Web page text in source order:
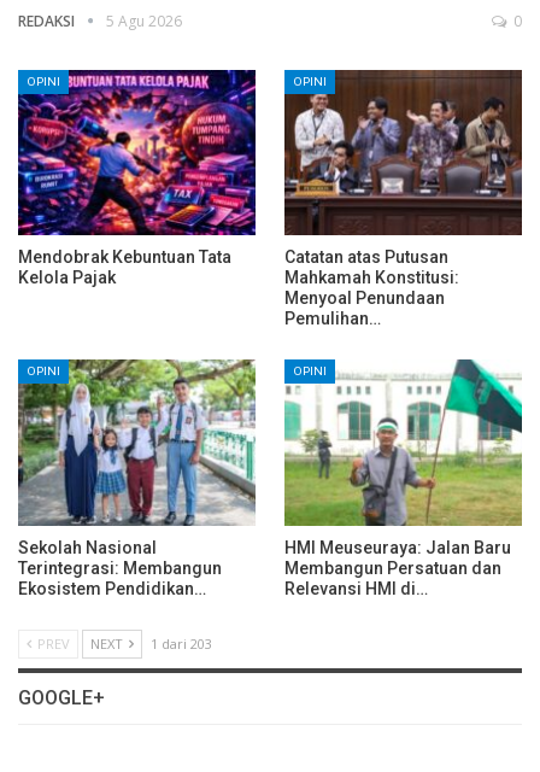
REDAKSI 5 Agu 2026 0
OPINI
Mendobrak Kebuntuan Tata
Kelola Pajak
OPINI
Catatan atas Putusan
Mahkamah Konstitusi:
Menyoal Penundaan
Pemulihan…
OPINI
Sekolah Nasional
Terintegrasi: Membangun
Ekosistem Pendidikan…
OPINI
HMI Meuseuraya: Jalan Baru
Membangun Persatuan dan
Relevansi HMI di…
PREV NEXT 1 dari 203
GOOGLE+